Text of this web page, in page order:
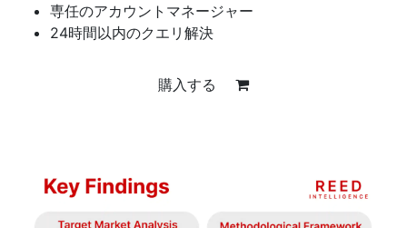
専任のアカウントマネージャー
24時間以内のクエリ解決
購入する